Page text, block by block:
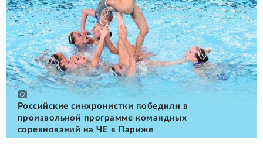
Российские cинхронистки победили в
произвольной программе командных
соревнований на ЧЕ в Париже